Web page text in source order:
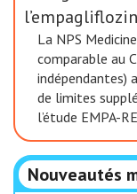
La NPS
comparable au
indépendantes)
de limites
l’étude EMPA-
Nouveautés